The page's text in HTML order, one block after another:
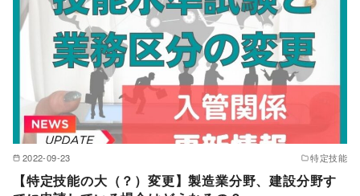
2022-09-23 特定技能
【特定技能の大（？）変更】製造業分野、建設分野す